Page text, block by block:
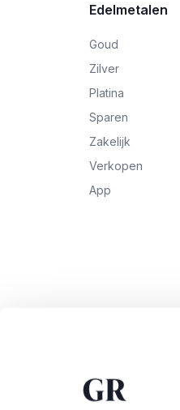
Edelmetalen
Goud
Zilver
Platina
Sparen
Zakelijk
Verkopen
App